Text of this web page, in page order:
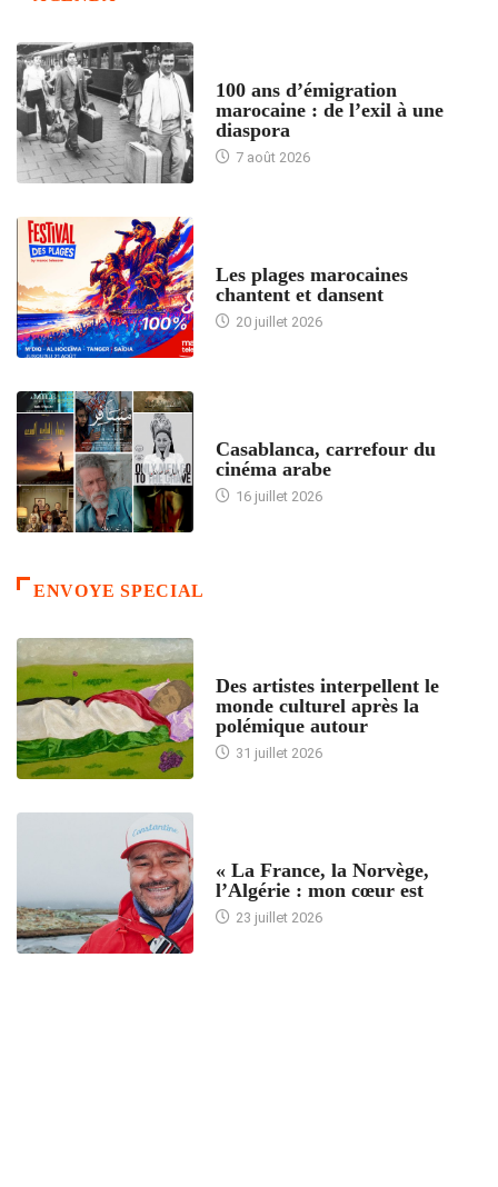
100 ans d’émigration
marocaine : de l’exil à une
diaspora
7 août 2026
Les plages marocaines
chantent et dansent
20 juillet 2026
Casablanca, carrefour du
cinéma arabe
16 juillet 2026
ENVOYE SPECIAL
Des artistes interpellent le
monde culturel après la
polémique autour
31 juillet 2026
« La France, la Norvège,
l’Algérie : mon cœur est
23 juillet 2026